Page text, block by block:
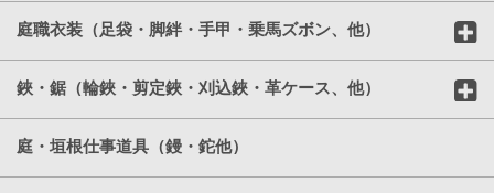
庭職衣装（足袋・脚絆・手甲・乗馬ズボン、他）
鋏・鋸（輪鋏・剪定鋏・刈込鋏・革ケース、他）
庭・垣根仕事道具（鏝・鉈他）